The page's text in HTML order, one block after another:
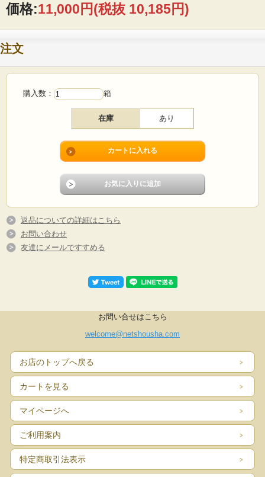
価格:11,000円(税抜 10,185円)
注文
購入数： 箱
在庫 あり
返品についての詳細はこちら
お問い合わせ
友達にメールですすめる
お問い合せはこちら
welcome@netshousha.com
お店のトップへ戻る
カートを見る
マイページへ
ご利用案内
特定商取引法表示